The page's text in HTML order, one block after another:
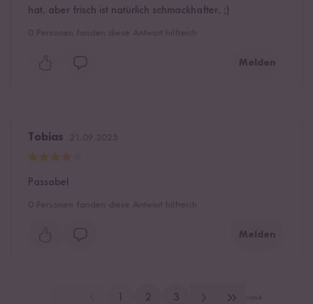
hat, aber frisch ist natürlich schmackhafter. ;)
Melden
Tobias
Passabel
Melden
2 3